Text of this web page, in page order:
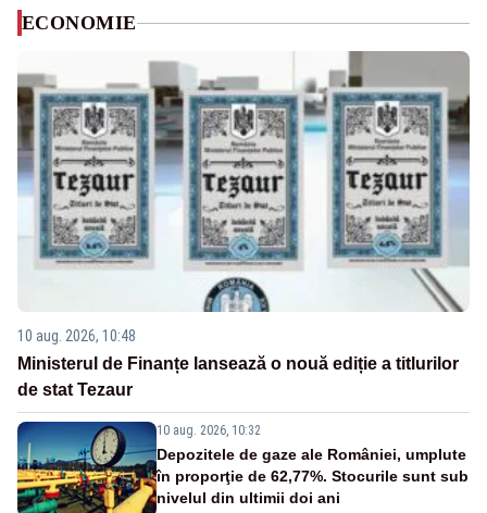
ECONOMIE
10 aug. 2026, 10:48
Ministerul de Finanțe lansează o nouă ediție a titlurilor
de stat Tezaur
10 aug. 2026, 10:32
Depozitele de gaze ale României, umplute
în proporţie de 62,77%. Stocurile sunt sub
nivelul din ultimii doi ani